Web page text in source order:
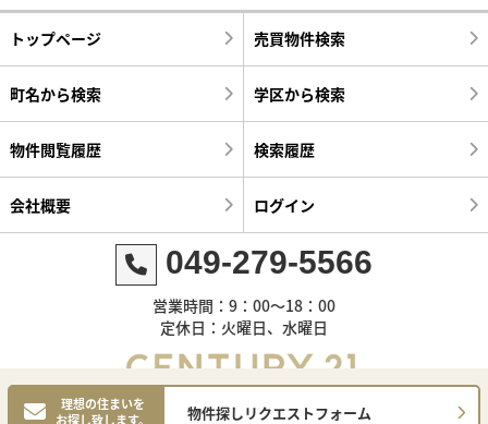
理想の住まいを
お探し致します。
物件探しリクエストフォーム
トップページ 売買物件検索
町名から検索 学区から検索
物件閲覧履歴 検索履歴
会社概要 ログイン
049-279-5566
営業時間：9：00～18：00
定休日：火曜日、水曜日